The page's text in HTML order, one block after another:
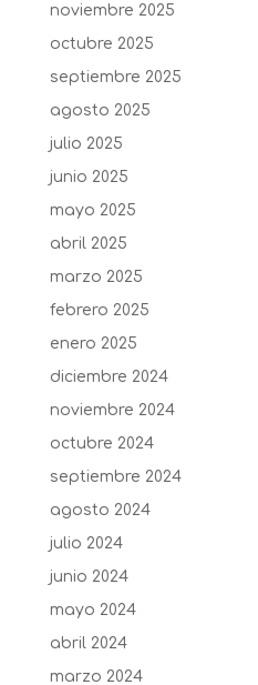
noviembre 2025
octubre 2025
septiembre 2025
agosto 2025
julio 2025
junio 2025
mayo 2025
abril 2025
marzo 2025
febrero 2025
enero 2025
diciembre 2024
noviembre 2024
octubre 2024
septiembre 2024
agosto 2024
julio 2024
junio 2024
mayo 2024
abril 2024
marzo 2024